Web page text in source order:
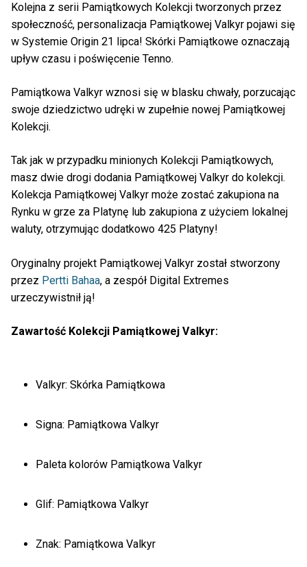
Kolejna z serii Pamiątkowych Kolekcji tworzonych przez
społeczność, personalizacja Pamiątkowej Valkyr pojawi się
w Systemie Origin 21 lipca! Skórki Pamiątkowe oznaczają
upływ czasu i poświęcenie Tenno.
Pamiątkowa Valkyr wznosi się w blasku chwały, porzucając
swoje dziedzictwo udręki w zupełnie nowej Pamiątkowej
Kolekcji.
Tak jak w przypadku minionych Kolekcji Pamiątkowych,
masz dwie drogi dodania Pamiątkowej Valkyr do kolekcji.
Kolekcja Pamiątkowej Valkyr może zostać zakupiona na
Rynku w grze za Platynę lub zakupiona z użyciem lokalnej
waluty, otrzymując dodatkowo 425 Platyny!
Oryginalny projekt Pamiątkowej Valkyr został stworzony
przez Pertti Bahaa, a zespół Digital Extremes
urzeczywistnił ją!
Zawartość Kolekcji Pamiątkowej Valkyr:
Valkyr: Skórka Pamiątkowa
Signa: Pamiątkowa Valkyr
Paleta kolorów Pamiątkowa Valkyr
Glif: Pamiątkowa Valkyr
Znak: Pamiątkowa Valkyr